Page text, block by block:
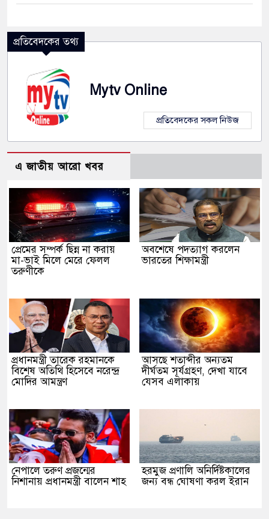
প্রতিবেদকের তথ্য
Mytv Online
প্রতিবেদকের সকল নিউজ
এ জাতীয় আরো খবর
প্রেমের সম্পর্ক ছিন্ন না করায়
মা-ভাই মিলে মেরে ফেলল
তরুণীকে
অবশেষে পদত্যাগ করলেন
ভারতের শিক্ষামন্ত্রী
প্রধানমন্ত্রী তারেক রহমানকে
বিশেষ অতিথি হিসেবে নরেন্দ্র
মোদির আমন্ত্রণ
আসছে শতাব্দীর অন্যতম
দীর্ঘতম সূর্যগ্রহণ, দেখা যাবে
যেসব এলাকায়
নেপালে তরুণ প্রজন্মের
নিশানায় প্রধানমন্ত্রী বালেন শাহ
হরমুজ প্রণালি অনির্দিষ্টকালের
জন্য বন্ধ ঘোষণা করল ইরান